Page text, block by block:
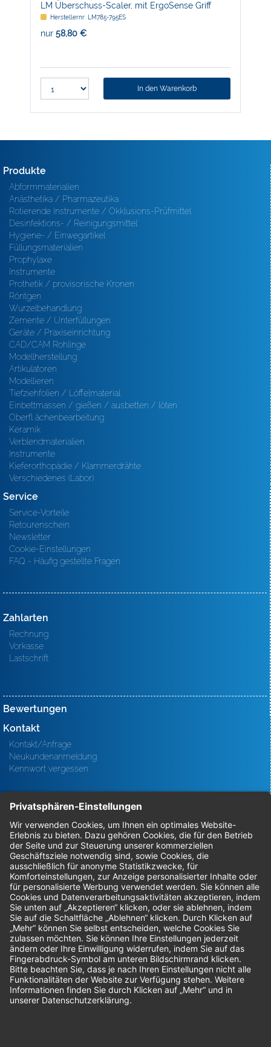
LM Überschuss-Scaler, mit ErgoSense Griff
Herstellernr: LM785-795ES
nur 58,80 €
In den Warenkorb
Produkte
Abformmaterialien
Anästhetika / Pharmazeutika
Rotierende Instrumente / Okklusions-Prüfmittel
Desinfektions- / Reinigungsmittel
Hygiene- / Einwegartikel
Füllungsmaterialien
Prophylaxe
Instrumente
Prothetik / provisorische Kronen
Röntgen
Wurzelbehandlung
Zemente / Unterfüllungen
Geräte / Praxiseinrichtung
CAD/CAM Rohlinge
Modellherstellung
Artikulatoren
Modellieren
Tiefziehfolien / Löffelmaterial
Einbettmassen / gießen / ausbetten / löten
Oberfl ächenbearbeitung
Keramik
Verblendmaterialien
Instrumente
Kieferorthopädie / Klammerdrähte
Verschiedenes (Labor)
Service
Service-Vorteile
Retourenschein
Newsletter
Cookie-Einstellungen
FAQ - Häufig gestellte Fragen
Zahlarten
Rechnung
Vorkasse
Lastschrift
Bewertungen
Kontakt
Kontakt/Anfrage
Neukundenanmeldung
Kennwort vergessen
Bestellungen
Sendung verfolgen
Geprüfter Shop